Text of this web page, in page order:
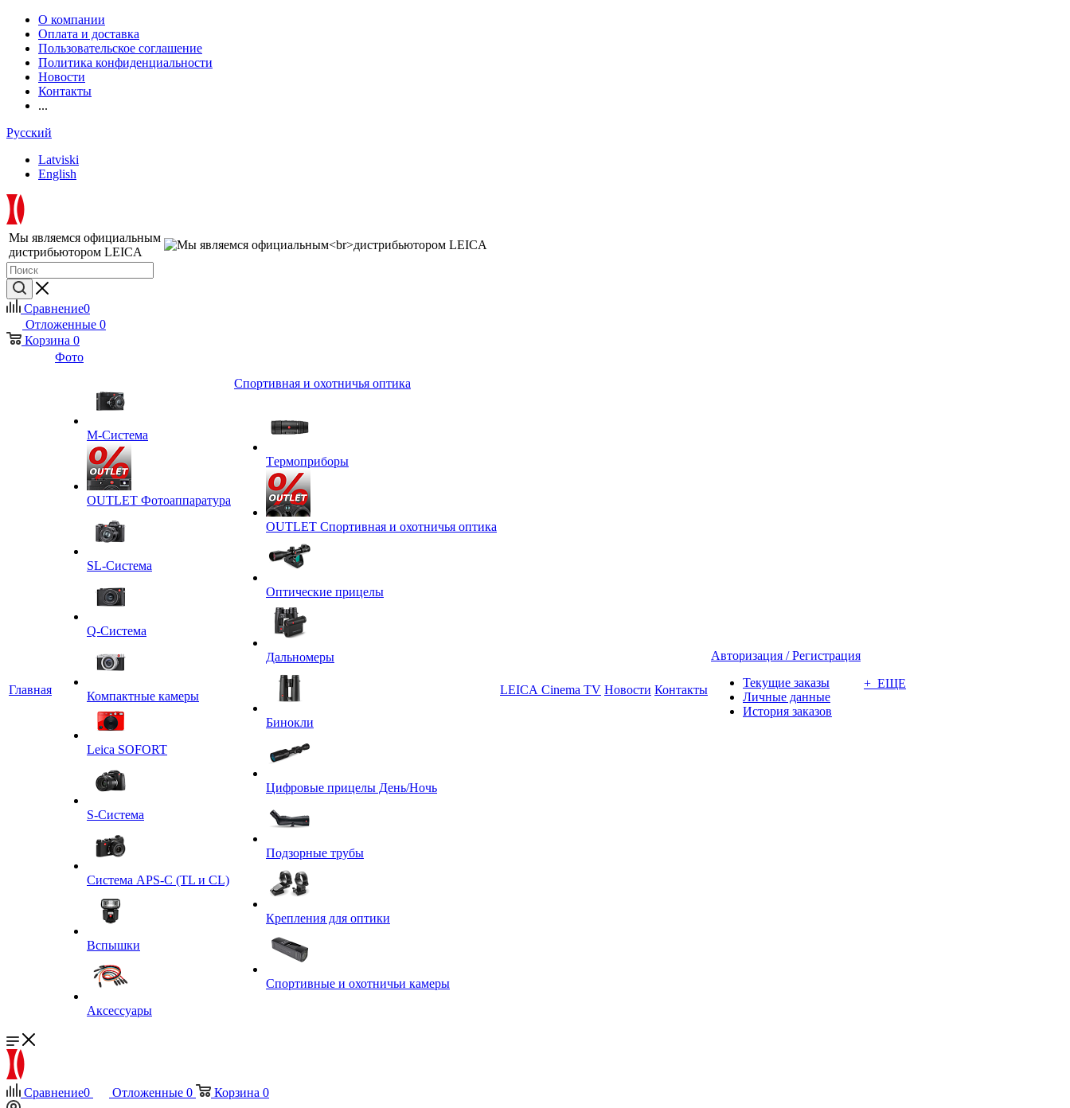
О компании
Оплата и доставка
Пользовательское соглашение
Политика конфиденциальности
Новости
Контакты
...
Русский
Latviski
English
Мы являемся официальным
дистрибьютором LEICA
Сравнение0
Отложенные 0
Корзина 0
Главная
Фото
M-Система
OUTLET Фотоаппаратура
SL-Система
Q-Cистема
Компактные камеры
Leica SOFORT
S-Система
Система APS-C (TL и CL)
Вспышки
Аксессуары
Спортивная и охотничья оптика
Tермоприборы
OUTLET Спортивная и охотничья оптика
Оптические прицелы
Дальномеры
Бинокли
Цифровые прицелы День/Ночь
Подзорные трубы
Крепления для оптики
Спортивные и охотничьи камеры
LEICA Cinema TV Новости Контакты
Авторизация / Регистрация
Текущие заказы
Личные данные
История заказов
+ ЕЩЕ
Сравнение0 Отложенные 0 Корзина 0